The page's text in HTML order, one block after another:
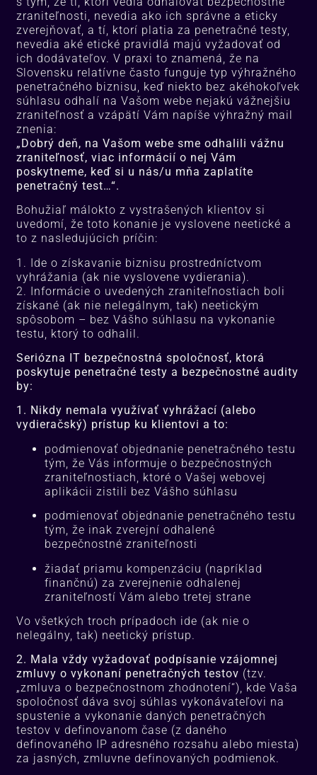
zraniteľnosti, nevedia ako ich správne a eticky
zverejňovať, a tí, ktorí platia za penetračné testy,
nevedia aké etické pravidlá majú vyžadovať od
ich dodávateľov. V praxi to znamená, že na
Slovensku relatívne často funguje typ výhražného
penetračného biznisu, keď niekto bez akéhokoľvek
súhlasu odhalí na Vašom webe nejakú vážnejšiu
zraniteľnosť a vzápätí Vám napíše výhražný mail
znenia:
„Dobrý deň, na Vašom webe sme odhalili vážnu
zraniteľnosť, viac informácií o nej Vám
poskytneme, keď si u nás/u mňa zaplatíte
penetračný test…“.
Bohužiaľ málokto z vystrašených klientov si
uvedomí, že toto konanie je vyslovene neetické a
to z nasledujúcich príčin:
1. Ide o získavanie biznisu prostredníctvom
vyhrážania (ak nie vyslovene vydierania).
2. Informácie o uvedených zraniteľnostiach boli
získané (ak nie nelegálnym, tak) neetickým
spôsobom – bez Vášho súhlasu na vykonanie
testu, ktorý to odhalil.
Seriózna IT bezpečnostná spoločnosť, ktorá
poskytuje penetračné testy a bezpečnostné audity
by:
1. Nikdy nemala využívať vyhrážací (alebo
vydieračský) prístup ku klientovi a to:
podmienovať objednanie penetračného testu
tým, že Vás informuje o bezpečnostných
zraniteľnostiach, ktoré o Vašej webovej
aplikácii zistili bez Vášho súhlasu
podmienovať objednanie penetračného testu
tým, že inak zverejní odhalené
bezpečnostné zraniteľnosti
žiadať priamu kompenzáciu (napríklad
finančnú) za zverejnenie odhalenej
zraniteľností Vám alebo tretej strane
Vo všetkých troch prípadoch ide (ak nie o
nelegálny, tak) neetický prístup.
2. Mala vždy vyžadovať podpísanie vzájomnej
zmluvy o vykonaní penetračných testov (tzv.
„zmluva o bezpečnostnom zhodnotení“), kde Vaša
spoločnosť dáva svoj súhlas vykonávateľovi na
spustenie a vykonanie daných penetračných
testov v definovanom čase (z daného
definovaného IP adresného rozsahu alebo miesta)
za jasných, zmluvne definovaných podmienok.